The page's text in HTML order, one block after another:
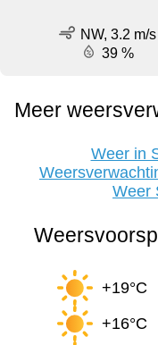
NW, 3.2 m/s
39 %
Meer
Weer in
Weer
+19°C
+16°C